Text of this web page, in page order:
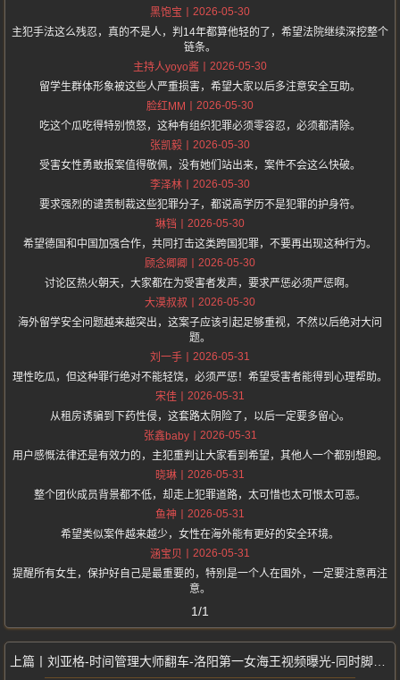
黑饱宝
2026-05-30
主犯手法这么残忍，真的不是人，判14年都算他轻的了，希望法院继续深挖整个
链条。
主持人yoyo酱
2026-05-30
留学生群体形象被这些人严重损害，希望大家以后多注意安全互助。
脸红MM
2026-05-30
吃这个瓜吃得特别愤怒，这种有组织犯罪必须零容忍，必须都清除。
张凯毅
2026-05-30
受害女性勇敢报案值得敬佩，没有她们站出来，案件不会这么快破。
李泽林
2026-05-30
要求强烈的谴责制裁这些犯罪分子，都说高学历不是犯罪的护身符。
琳铛
2026-05-30
希望德国和中国加强合作，共同打击这类跨国犯罪，不要再出现这种行为。
顾念卿卿
2026-05-30
讨论区热火朝天，大家都在为受害者发声，要求严惩必须严惩啊。
大漠叔叔
2026-05-30
海外留学安全问题越来越突出，这案子应该引起足够重视，不然以后绝对大问
题。
刘一手
2026-05-31
理性吃瓜，但这种罪行绝对不能轻饶，必须严惩！希望受害者能得到心理帮助。
宋佳
2026-05-31
从租房诱骗到下药性侵，这套路太阴险了，以后一定要多留心。
张鑫baby
2026-05-31
用户感慨法律还是有效力的，主犯重判让大家看到希望，其他人一个都别想跑。
晓琳
2026-05-31
整个团伙成员背景都不低，却走上犯罪道路，太可惜也太可恨太可恶。
鱼神
2026-05-31
希望类似案件越来越少，女性在海外能有更好的安全环境。
涵宝贝
2026-05-31
提醒所有女生，保护好自己是最重要的，特别是一个人在国外，一定要注意再注
意。
1/1
刘亚格-时间管理大师翻车-洛阳第一女海王视频曝光-同时脚踩3船谈婚论嫁